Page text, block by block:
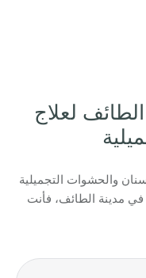
لعلاج
والحشوات التجميلية
مدينة الطائف، فأنت